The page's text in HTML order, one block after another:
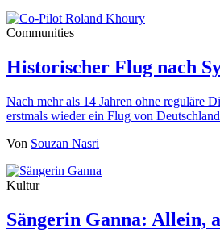
Communities
Historischer Flug nach
Nach mehr als 14 Jahren ohne reguläre
erstmals wieder ein Flug von
Von Souzan Nasri
Kultur
Sängerin Ganna: Allein,